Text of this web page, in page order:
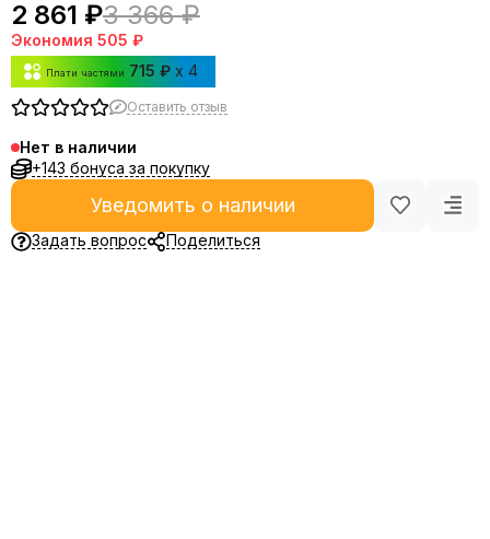
2 861 ₽3 366 ₽
Экономия 505 ₽
Плати частями 715 ₽ x 4
Оставить отзыв
Нет в наличии
+143 бонуса за покупку
Уведомить о наличии
Задать вопрос Поделиться